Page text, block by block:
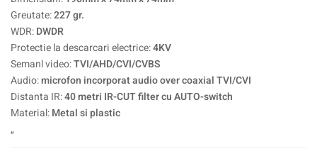
Greutate:227 gr.
WDR:DWDR
Protectie la descarcari electrice:4KV
Semanl video:TVI/AHD/CVI/CVBS
Audio:microfon incorporat audio over coaxial TVI/CVI
Distanta IR:40 metri IR-CUT filter cu AUTO-switch
Material:Metal si plastic
„